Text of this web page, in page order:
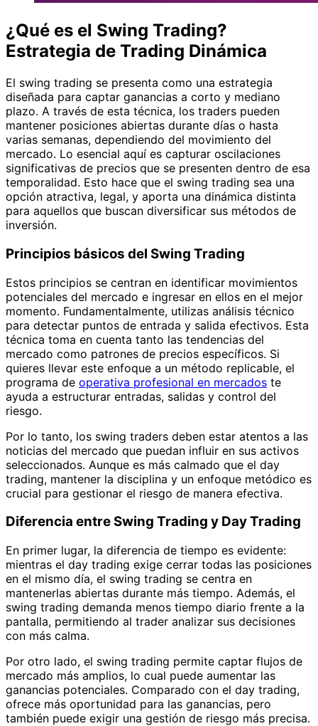
¿Qué es el Swing Trading?
Estrategia de Trading Dinámica
El swing trading se presenta como una estrategia
diseñada para captar ganancias a corto y mediano
plazo. A través de esta técnica, los traders pueden
mantener posiciones abiertas durante días o hasta
varias semanas, dependiendo del movimiento del
mercado. Lo esencial aquí es capturar oscilaciones
significativas de precios que se presenten dentro de esa
temporalidad. Esto hace que el swing trading sea una
opción atractiva, legal, y aporta una dinámica distinta
para aquellos que buscan diversificar sus métodos de
inversión.
Principios básicos del Swing Trading
Estos principios se centran en identificar movimientos
potenciales del mercado e ingresar en ellos en el mejor
momento. Fundamentalmente, utilizas análisis técnico
para detectar puntos de entrada y salida efectivos. Esta
técnica toma en cuenta tanto las tendencias del
mercado como patrones de precios específicos. Si
quieres llevar este enfoque a un método replicable, el
programa de operativa profesional en mercados te
ayuda a estructurar entradas, salidas y control del
riesgo.
Por lo tanto, los swing traders deben estar atentos a las
noticias del mercado que puedan influir en sus activos
seleccionados. Aunque es más calmado que el day
trading, mantener la disciplina y un enfoque metódico es
crucial para gestionar el riesgo de manera efectiva.
Diferencia entre Swing Trading y Day Trading
En primer lugar, la diferencia de tiempo es evidente:
mientras el day trading exige cerrar todas las posiciones
en el mismo día, el swing trading se centra en
mantenerlas abiertas durante más tiempo. Además, el
swing trading demanda menos tiempo diario frente a la
pantalla, permitiendo al trader analizar sus decisiones
con más calma.
Por otro lado, el swing trading permite captar flujos de
mercado más amplios, lo cual puede aumentar las
ganancias potenciales. Comparado con el day trading,
ofrece más oportunidad para las ganancias, pero
también puede exigir una gestión de riesgo más precisa.